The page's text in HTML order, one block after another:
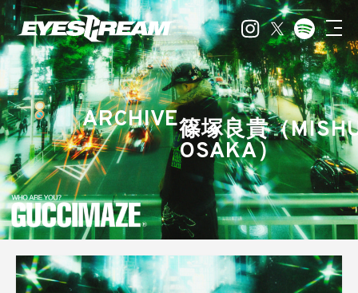
ARCHIVE篠塚良貴（
OSAKA）